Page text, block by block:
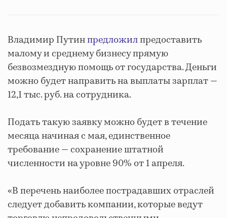
Владимир Путинпредложилпредоставить
малому и среднему бизнесу прямую
безвозмездную помощь от государства. Деньги
можно будет направить на выплаты зарплат —
12,1 тыс. руб. на сотрудника.
Подать такую заявку можно будет в течение
месяца начиная с мая, единственное
требование — сохранение штатной
численности на уровне 90% от 1 апреля.
«В перечень наиболее пострадавших отраслей
следует добавить компании, которые ведут